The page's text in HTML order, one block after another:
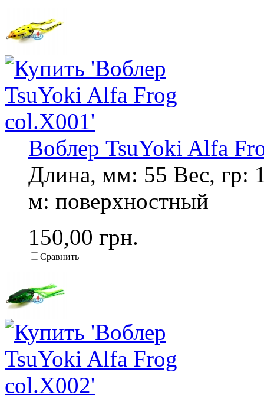
Воблер TsuYoki Alfa
Длина, мм: 55 Вес, гр:
м: поверхностный
150,00 грн.
Сравнить